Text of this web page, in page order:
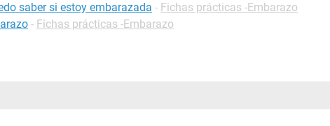
saber si estoy embarazada - Fichas prácticas -Embarazo
- Fichas prácticas -Embarazo